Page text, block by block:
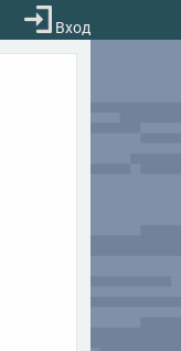
Вход